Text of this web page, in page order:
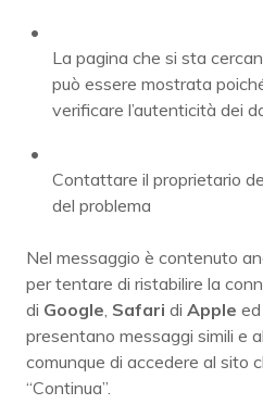
La pagina che si sta
può essere mostrata
verificare l’autenticità dei
Contattare il proprietario
del problema
Nel messaggio è contenuto
per tentare di ristabilire la
di Google Safari di Apple ed
presentano messaggi simili e
comunque di accedere al sito
“Continua”.